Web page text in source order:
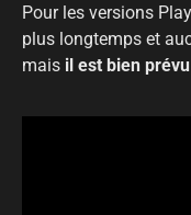
Pour les versions
plus longtemps et
mais il est bien